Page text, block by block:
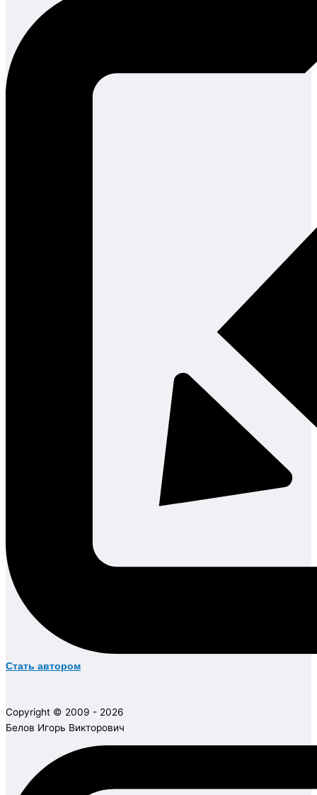
Стать автором
Copyright © 2009 - 2026
Белов Игорь Викторович